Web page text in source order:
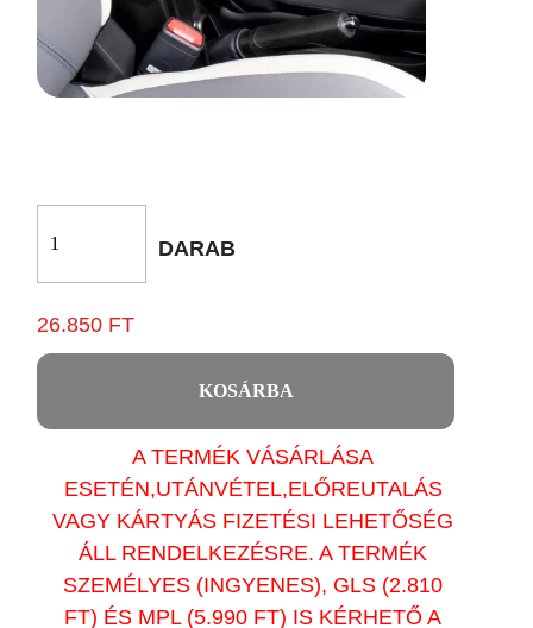
DARAB
26.850 FT
KOSÁRBA
A TERMÉK VÁSÁRLÁSA
ESETÉN,UTÁNVÉTEL,ELŐREUTALÁS
VAGY KÁRTYÁS FIZETÉSI LEHETŐSÉG
ÁLL RENDELKEZÉSRE. A TERMÉK
SZEMÉLYES (INGYENES), GLS (2.810
FT) ÉS MPL (5.990 FT) IS KÉRHETŐ A